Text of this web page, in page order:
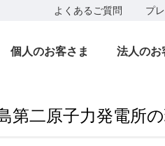
よくあるご質問 プ
個人のお客さま 法人のお
第二原子力発電所